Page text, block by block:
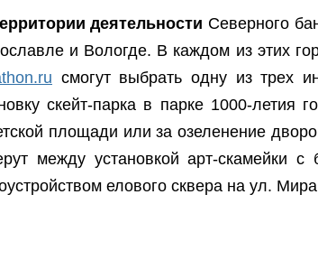
деятельности Северного
и Вологде. В каждом из этих
смогут выбрать одну из трех
скейт-парка в парке 1000-летия
площади или за озеленение
между установкой арт-скамейки с
елового сквера на ул.